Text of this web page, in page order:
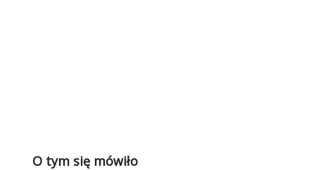
O tym się mówiło